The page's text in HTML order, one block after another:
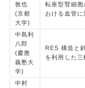
敦也
(京都
大学)
転座型腎細
おける血管
中島利
八郎
(慶應
義塾大
学)
RES 構造と
を利用した
中村